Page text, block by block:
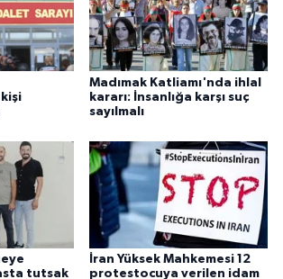
kişi
Madımak Katliamı'nda ihlal
kararı: İnsanlığa karşı suç
sayılmalı
tutsak
İran Yüksek Mahkemesi 12
protestocuya verilen idam